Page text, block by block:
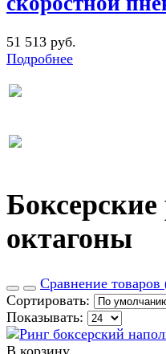
51 513 руб.
Подробнее
октагоны
Сравнение товаров
Сортировать:
Показывать:
В корзину